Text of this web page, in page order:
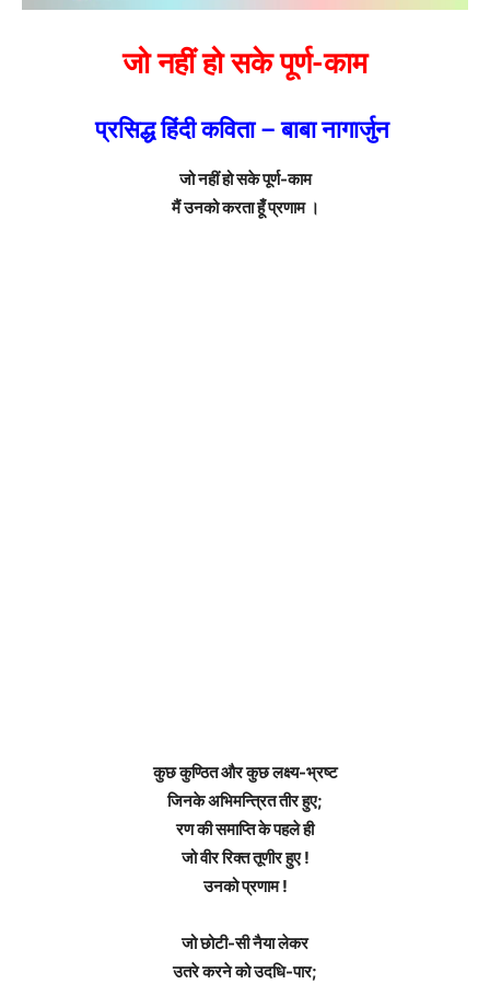
जो नहीं हो सके पूर्ण-काम
प्रसिद्ध हिंदी कविता – बाबा नागार्जुन
जो नहीं हो सके पूर्ण-काम
मैं उनको करता हूँ प्रणाम ।
कुछ कुण्ठित और कुछ लक्ष्य-भ्रष्ट
जिनके अभिमन्त्रित तीर हुए;
रण की समाप्ति के पहले ही
जो वीर रिक्त तूणीर हुए !
उनको प्रणाम !
जो छोटी-सी नैया लेकर
उतरे करने को उदधि-पार;